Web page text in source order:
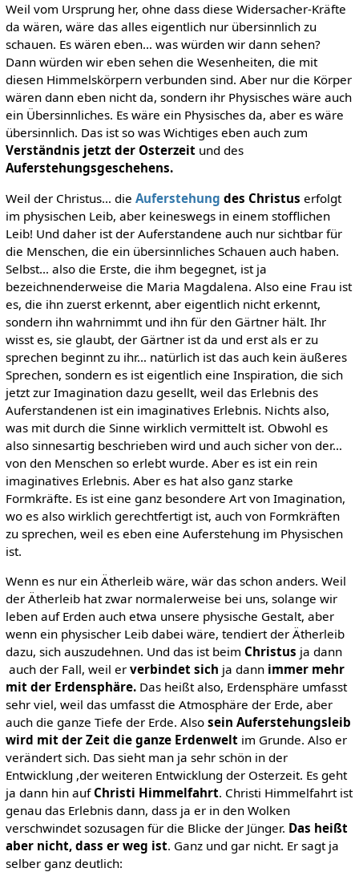
Weil vom Ursprung her, ohne dass diese Widersacher-Kräfte
da wären, wäre das alles eigentlich nur übersinnlich zu
schauen. Es wären eben… was würden wir dann sehen?
Dann würden wir eben sehen die Wesenheiten, die mit
diesen Himmelskörpern verbunden sind. Aber nur die Körper
wären dann eben nicht da, sondern ihr Physisches wäre auch
ein Übersinnliches. Es wäre ein Physisches da, aber es wäre
übersinnlich. Das ist so was Wichtiges eben auch zum
Verständnis jetzt der Osterzeitund des
Auferstehungsgeschehens.
Weil der Christus… die Auferstehung des Christus erfolgt
im physischen Leib, aber keineswegs in einem stofflichen
Leib! Und daher ist der Auferstandene auch nur sichtbar für
die Menschen, die ein übersinnliches Schauen auch haben.
Selbst… also die Erste, die ihm begegnet, ist ja
bezeichnenderweise die Maria Magdalena. Also eine Frau ist
es, die ihn zuerst erkennt, aber eigentlich nicht erkennt,
sondern ihn wahrnimmt und ihn für den Gärtner hält. Ihr
wisst es, sie glaubt, der Gärtner ist da und erst als er zu
sprechen beginnt zu ihr… natürlich ist das auch kein äußeres
Sprechen, sondern es ist eigentlich eine Inspiration, die sich
jetzt zur Imagination dazu gesellt, weil das Erlebnis des
Auferstandenen ist ein imaginatives Erlebnis. Nichts also,
was mit durch die Sinne wirklich vermittelt ist. Obwohl es
also sinnesartig beschrieben wird und auch sicher von der…
von den Menschen so erlebt wurde. Aber es ist ein rein
imaginatives Erlebnis. Aber es hat also ganz starke
Formkräfte. Es ist eine ganz besondere Art von Imagination,
wo es also wirklich gerechtfertigt ist, auch von Formkräften
zu sprechen, weil es eben eine Auferstehung im Physischen
ist.
Wenn es nur ein Ätherleib wäre, wär das schon anders. Weil
der Ätherleib hat zwar normalerweise bei uns, solange wir
leben auf Erden auch etwa unsere physische Gestalt, aber
wenn ein physischer Leib dabei wäre, tendiert der Ätherleib
dazu, sich auszudehnen. Und das ist beim Christus ja dann
auch der Fall, weil er verbindet sich ja dann immer mehr
mit der Erdensphäre.Das heißt also, Erdensphäre umfasst
sehr viel, weil das umfasst die Atmosphäre der Erde, aber
auch die ganze Tiefe der Erde. Also sein Auferstehungsleib
wird mit der Zeit die ganze Erdenweltim Grunde. Also er
verändert sich. Das sieht man ja sehr schön in der
Entwicklung ,der weiteren Entwicklung der Osterzeit. Es geht
ja dann hin auf Christi Himmelfahrt. Christi Himmelfahrt ist
genau das Erlebnis dann, dass ja er in den Wolken
verschwindet sozusagen für die Blicke der Jünger. Das heißt
aber nicht, dass er weg ist. Ganz und gar nicht. Er sagt ja
selber ganz deutlich: